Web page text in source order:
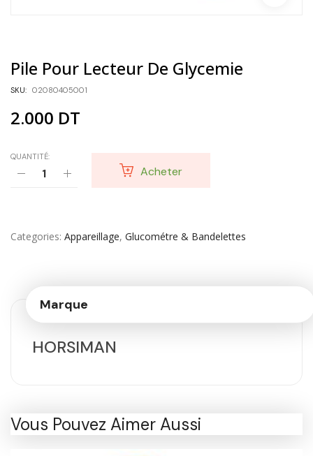
Pile Pour Lecteur De Glycemie
SKU: 02080405001
2.000 DT
QUANTITÉ:
Acheter
Categories Appareillage, Glucométre & Bandelettes
Marque
HORSIMAN
Vous Pouvez Aimer Aussi